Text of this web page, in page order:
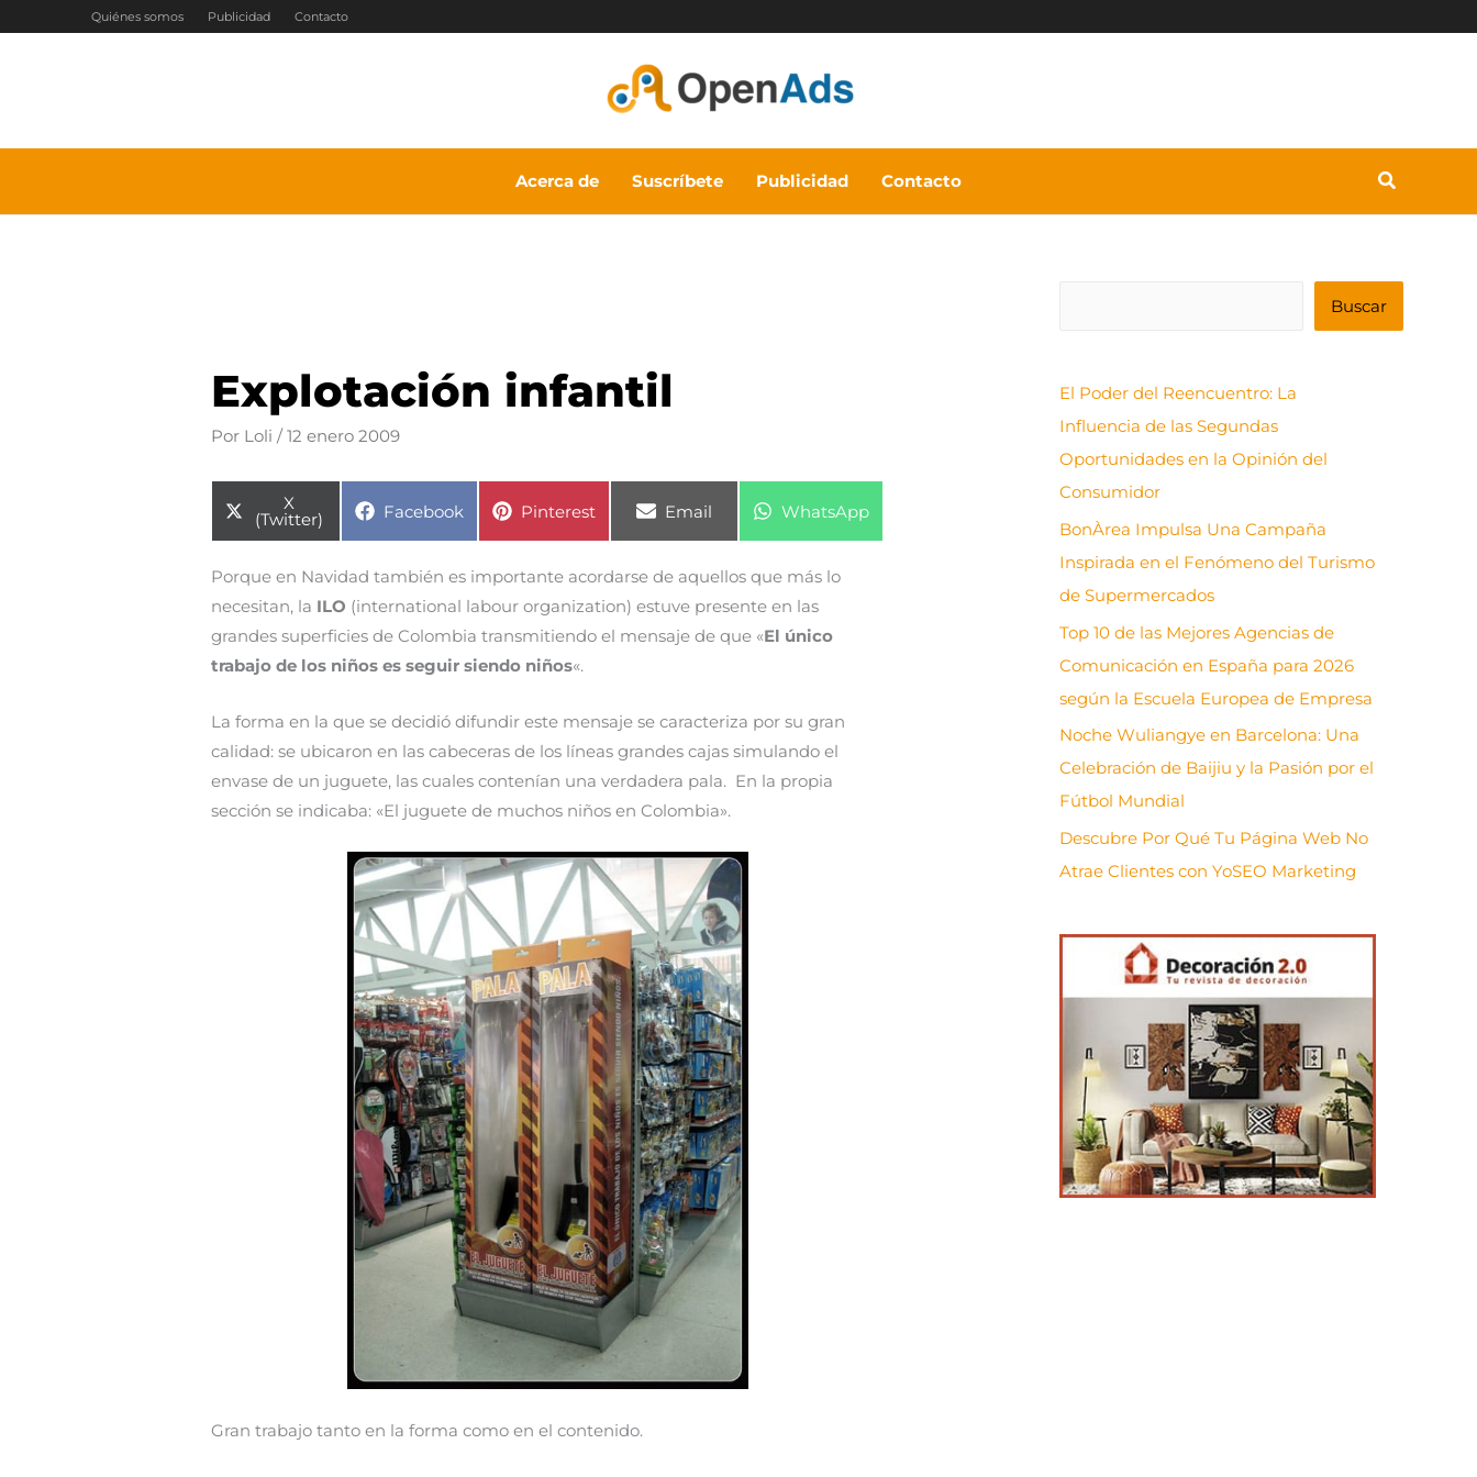
Quiénes somos Publicidad Contacto
Acerca de Suscríbete Publicidad Contacto
Explotación infantil
Por Loli/12 enero 2009
Compartir
en
X
(Twitter) Compartir
Facebook Compartir
Pinterest Compartir
Email Compartir
WhatsApp
Porque en Navidad también es importante acordarse de aquellos que más lo
necesitan, la ILO (international labour organization) estuve presente en las
grandes superficies de Colombia transmitiendo el mensaje de que «El único
trabajo de los niños es seguir siendo niños«.
La forma en la que se decidió difundir este mensaje se caracteriza por su gran
calidad: se ubicaron en las cabeceras de los líneas grandes cajas simulando el
envase de un juguete, las cuales contenían una verdadera pala. En la propia
sección se indicaba: «El juguete de muchos niños en Colombia».
Gran trabajo tanto en la forma como en el contenido.
c
a
r
Buscar
El Poder del Reencuentro: La
Influencia de las Segundas
Oportunidades en la Opinión del
Consumidor
BonÀrea Impulsa Una Campaña
Inspirada en el Fenómeno del Turismo
de Supermercados
Top 10 de las Mejores Agencias de
Comunicación en España para 2026
según la Escuela Europea de Empresa
Noche Wuliangye en Barcelona: Una
Celebración de Baijiu y la Pasión por el
Fútbol Mundial
Descubre Por Qué Tu Página Web No
Atrae Clientes con YoSEO Marketing